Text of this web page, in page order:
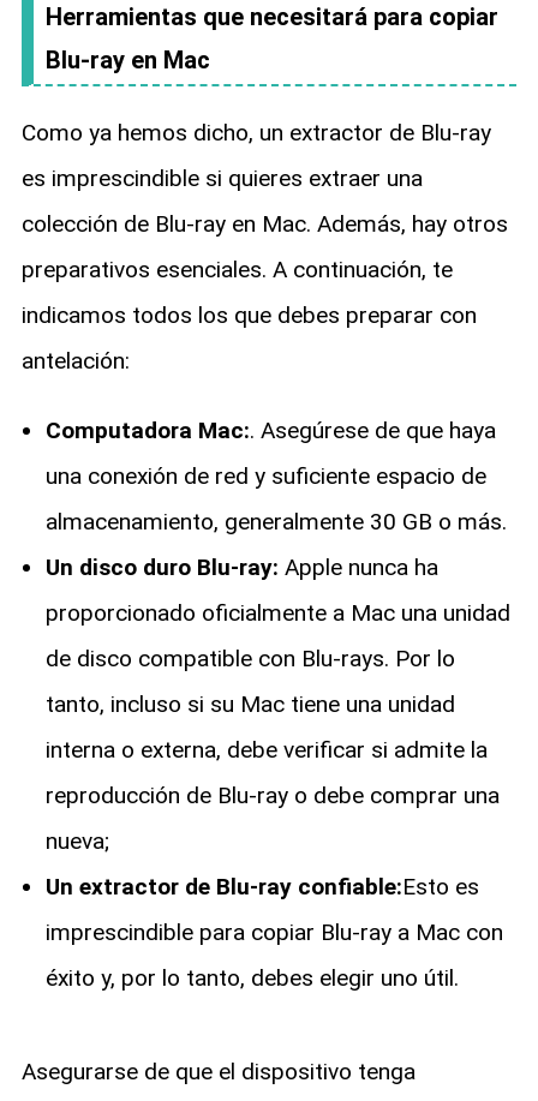
Herramientas que necesitará para copiar
Blu-ray en Mac
Como ya hemos dicho, un extractor de Blu-ray
es imprescindible si quieres extraer una
colección de Blu-ray en Mac. Además, hay otros
preparativos esenciales. A continuación, te
indicamos todos los que debes preparar con
antelación:
Computadora Mac:. Asegúrese de que haya
una conexión de red y suficiente espacio de
almacenamiento, generalmente 30 GB o más.
Un disco duro Blu-ray: Apple nunca ha
proporcionado oficialmente a Mac una unidad
de disco compatible con Blu-rays. Por lo
tanto, incluso si su Mac tiene una unidad
interna o externa, debe verificar si admite la
reproducción de Blu-ray o debe comprar una
nueva;
Un extractor de Blu-ray confiable:Esto es
imprescindible para copiar Blu-ray a Mac con
éxito y, por lo tanto, debes elegir uno útil.
Asegurarse de que el dispositivo tenga